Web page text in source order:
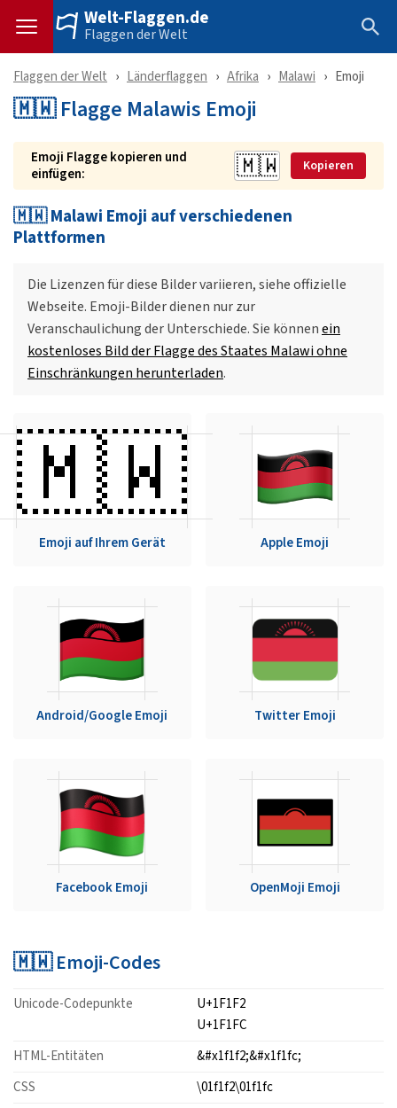
Welt-Flaggen.de
Flaggen der Welt
Flaggen der Welt Länderflaggen Afrika Malawi Emoji
🇲🇼 Flagge Malawis Emoji
Emoji Flagge kopieren und
einfügen:
Kopieren
🇲🇼 Malawi Emoji auf verschiedenen
Plattformen
Die Lizenzen für diese Bilder variieren, siehe offizielle
Webseite. Emoji-Bilder dienen nur zur
Veranschaulichung der Unterschiede. Sie könnenein
kostenloses Bild der Flagge des Staates Malawi ohne
Einschränkungen herunterladen.
🇲🇼
Emoji auf Ihrem Gerät Apple Emoji
Android/Google Emoji Twitter Emoji
Facebook Emoji OpenMoji Emoji
🇲🇼 Emoji-Codes
Unicode-Codepunkte
U+1F1F2
U+1F1FC
HTML-Entitäten
&#x1f1f2;&#x1f1fc;
CSS
\01f1f2\01f1fc